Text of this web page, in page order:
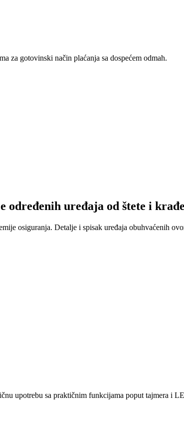
za gotovinski način plaćanja sa dospećem odmah.
određenih uređaja od štete i krađe
osiguranja. Detalje i spisak uređaja obuhvaćenih
upotrebu sa praktičnim funkcijama poput tajmera i